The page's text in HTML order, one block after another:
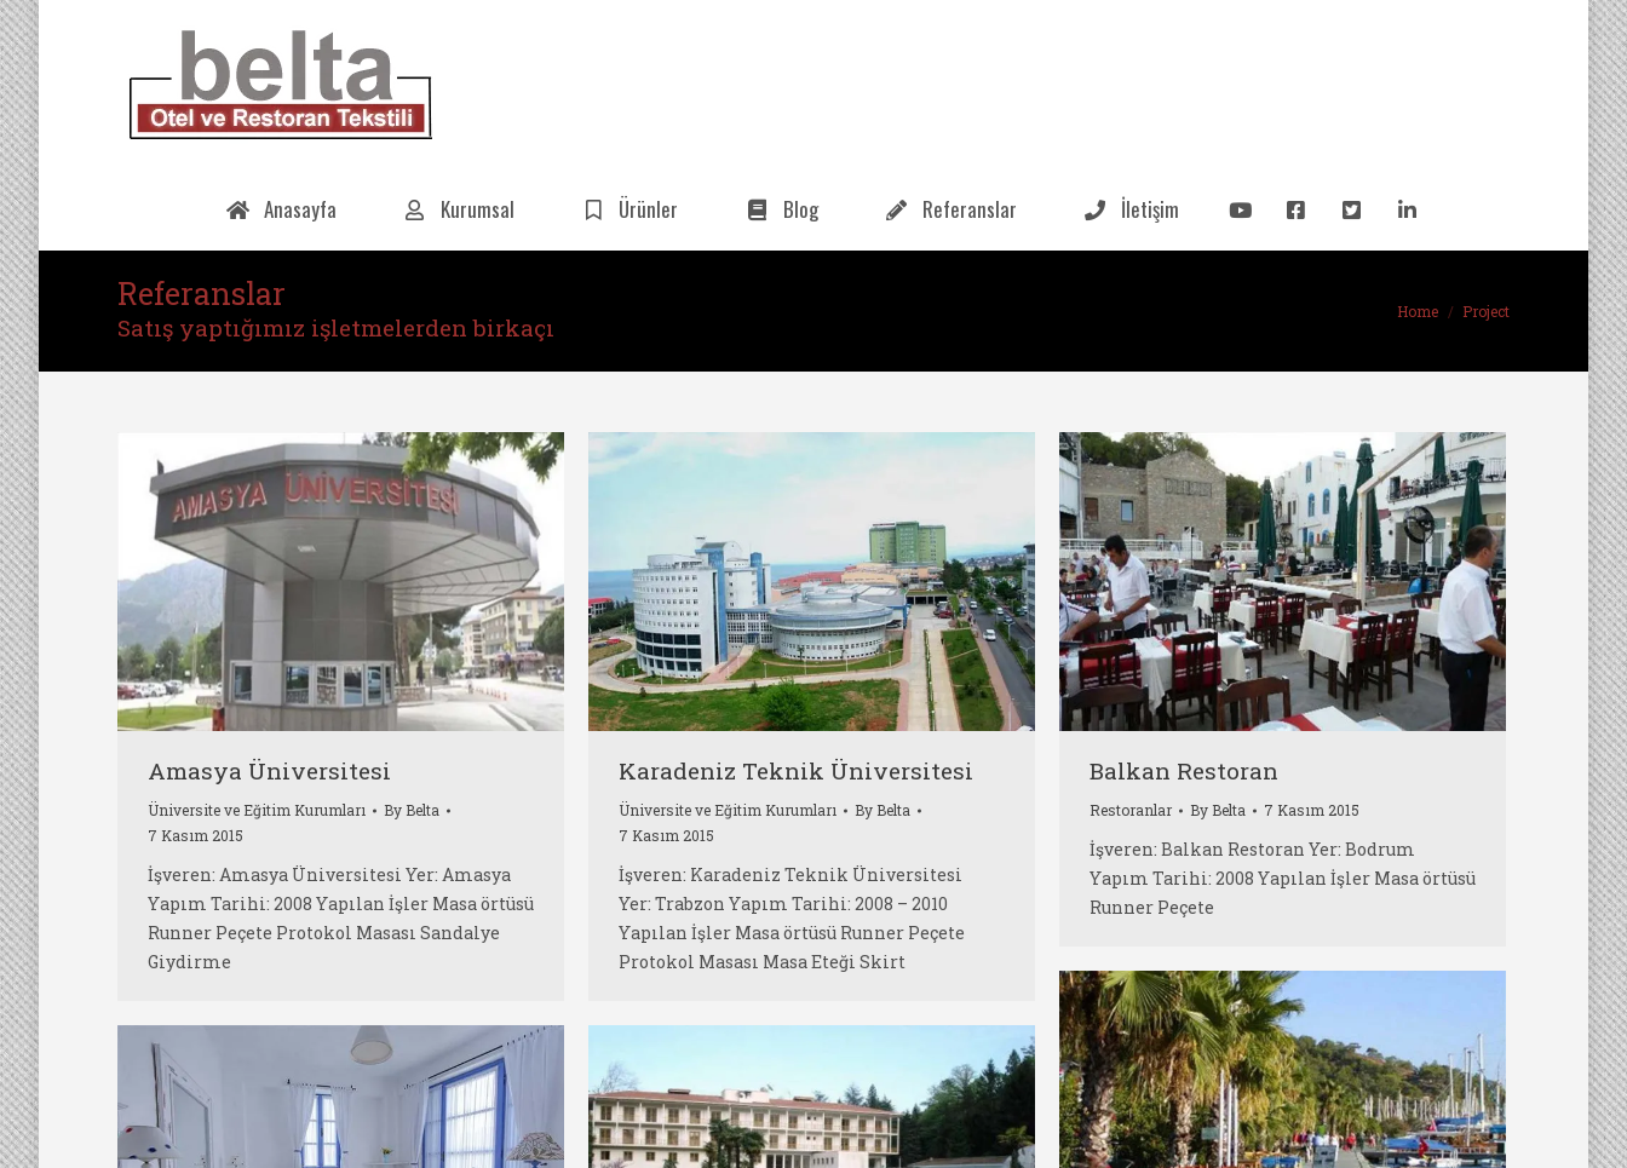
Anasayfa Kurumsal Ürünler Blog Referanslar İletişim
Referanslar
Satış yaptığımız işletmelerden birkaçı
You are here: Home Project
Amasya Üniversitesi
Üniversite ve Eğitim Kurumları By Belta
7 Kasım 2015
İşveren: Amasya Üniversitesi Yer: Amasya
Yapım Tarihi: 2008 Yapılan İşler Masa örtüsü
Runner Peçete Protokol Masası Sandalye
Giydirme
Karadeniz Teknik Üniversitesi
Üniversite ve Eğitim Kurumları By Belta
7 Kasım 2015
İşveren: Karadeniz Teknik Üniversitesi
Yer: Trabzon Yapım Tarihi: 2008 – 2010
Yapılan İşler Masa örtüsü Runner Peçete
Protokol Masası Masa Eteği Skirt
Balkan Restoran
Restoranlar By Belta 7 Kasım 2015
İşveren: Balkan Restoran Yer: Bodrum
Yapım Tarihi: 2008 Yapılan İşler Masa örtüsü
Runner Peçete